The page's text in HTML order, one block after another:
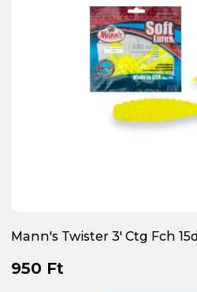
Mann's Twister 3' Ctg Fch
950 Ft